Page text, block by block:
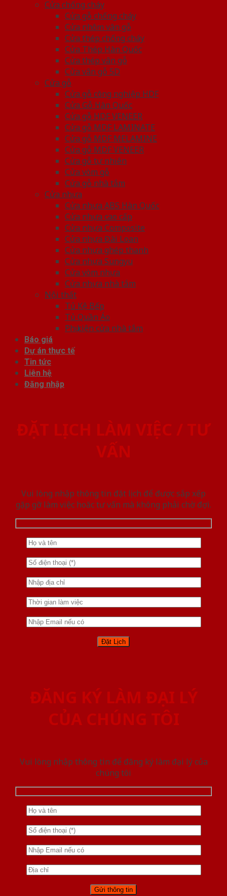
Cửa chống cháy
Cửa gỗ chống cháy
Cửa nhôm vân gỗ
Cửa thép chống cháy
Cửa Thép Hàn Quốc
Cửa thép vân gỗ
Cửa vân gỗ 5D
Cửa gỗ
Cửa gỗ công nghiệp HDF
Cửa Gỗ Hàn Quốc
Cửa gỗ HDF VENEER
Cửa gỗ MDF LAMINATE
Cửa gỗ MDF MELAMINE
Cửa gỗ MDF VENEER
Cửa gỗ tự nhiên
Cửa vòm gỗ
Cửa gỗ nhà tắm
Cửa nhựa
Cửa nhựa ABS Hàn Quốc
Cửa nhựa cao cấp
Cửa nhựa Composite
Cửa nhựa Đài Loan
Cửa nhựa ghép thanh
Cửa nhựa Sungyu
Cửa vòm nhựa
Cửa nhựa nhà tắm
Nội thất
Tủ Kệ Bếp
Tủ Quần Áo
Phụ kiện cửa nhà tắm
Báo giá
Dự án thực tế
Tin tức
Liên hệ
Đăng nhập
ĐẶT LỊCH LÀM VIỆC / TƯ
VẤN
Vui lòng nhập thông tin đặt lịch để được sắp xếp
gặp gỡ làm việc hoăc tư vấn mà không phải chờ đợi.
ĐĂNG KÝ LÀM ĐẠI LÝ
CỦA CHÚNG TÔI
Vui lòng nhập thông tin để đăng ký làm đại lý của
chúng tôi